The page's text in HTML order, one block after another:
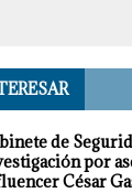
de
por
César